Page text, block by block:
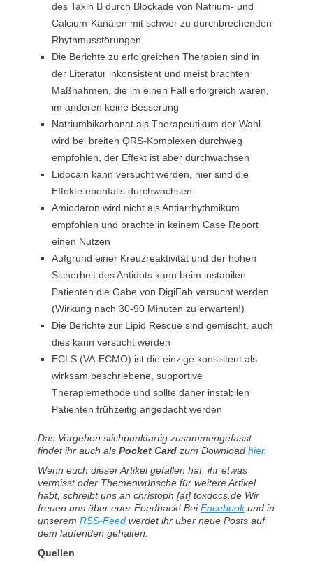
des Taxin B durch Blockade von Natrium- und
Calcium-Kanälen mit schwer zu durchbrechenden
Rhythmusstörungen
Die Berichte zu erfolgreichen Therapien sind in
der Literatur inkonsistent und meist brachten
Maßnahmen, die im einen Fall erfolgreich waren,
im anderen keine Besserung
Natriumbikarbonat als Therapeutikum der Wahl
wird bei breiten QRS-Komplexen durchweg
empfohlen, der Effekt ist aber durchwachsen
Lidocain kann versucht werden, hier sind die
Effekte ebenfalls durchwachsen
Amiodaron wird nicht als Antiarrhythmikum
empfohlen und brachte in keinem Case Report
einen Nutzen
Aufgrund einer Kreuzreaktivität und der hohen
Sicherheit des Antidots kann beim instabilen
Patienten die Gabe von DigiFab versucht werden
(Wirkung nach 30-90 Minuten zu erwarten!)
Die Berichte zur Lipid Rescue sind gemischt, auch
dies kann versucht werden
ECLS (VA-ECMO) ist die einzige konsistent als
wirksam beschriebene, supportive
Therapiemethode und sollte daher instabilen
Patienten frühzeitig angedacht werden
Das Vorgehen stichpunktartig zusammengefasst
findet ihr auch als Pocket Card zum Download hier.
Wenn euch dieser Artikel gefallen hat, ihr etwas
vermisst oder Themenwünsche für weitere Artikel
habt, schreibt uns an christoph [at] toxdocs.de Wir
freuen uns über euer Feedback! BeiFacebookund in
unserem RSS-Feed werdet ihr über neue Posts auf
dem laufenden gehalten.
Quellen